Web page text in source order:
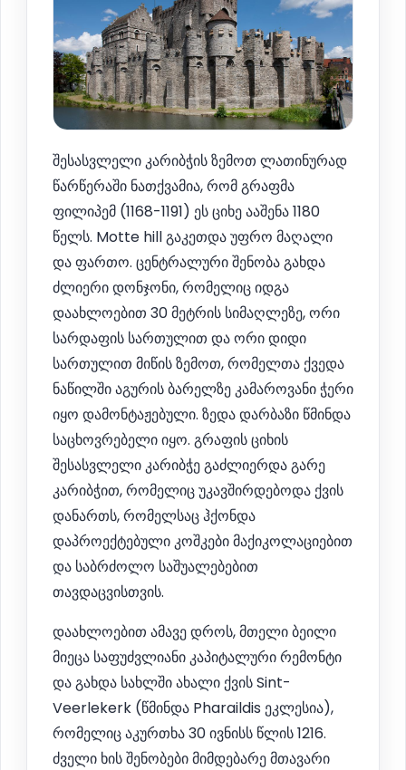
შესასვლელი კარიბჭის ზემოთ ლათინურად
წარწერაში ნათქვამია, რომ გრაფმა
ფილიპემ (1168-1191) ეს ციხე ააშენა 1180
წელს. Motte hill გაკეთდა უფრო მაღალი
და ფართო. ცენტრალური შენობა გახდა
ძლიერი დონჯონი, რომელიც იდგა
დაახლოებით 30 მეტრის სიმაღლეზე, ორი
სარდაფის სართულით და ორი დიდი
სართულით მიწის ზემოთ, რომელთა ქვედა
ნაწილში აგურის ბარელზე კამაროვანი ჭერი
იყო დამონტაჟებული. ზედა დარბაზი წმინდა
საცხოვრებელი იყო. გრაფის ციხის
შესასვლელი კარიბჭე გაძლიერდა გარე
კარიბჭით, რომელიც უკავშირდებოდა ქვის
დანართს, რომელსაც ჰქონდა
დაპროექტებული კოშკები მაქიკოლაციებით
და საბრძოლო საშუალებებით
თავდაცვისთვის.
დაახლოებით ამავე დროს, მთელი ბეილი
მიეცა საფუძვლიანი კაპიტალური რემონტი
და გახდა სახლში ახალი ქვის Sint-
Veerlekerk (წმინდა Pharaildis ეკლესია),
რომელიც აკურთხა 30 ივნისს წლის 1216.
ძველი ხის შენობები მიმდებარე მთავარი